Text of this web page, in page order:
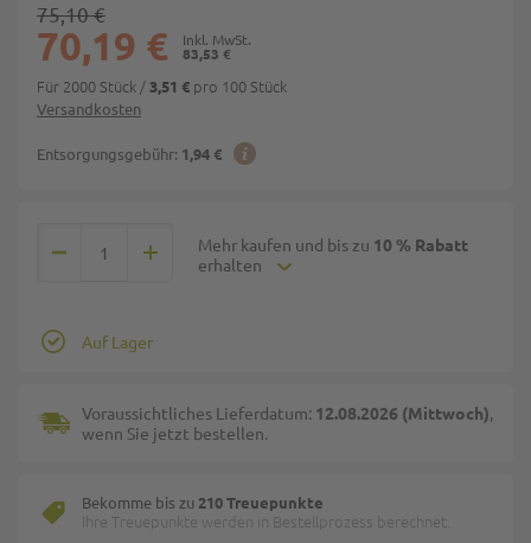
Versandkosten
Entsorgungsgebühr: 1,94 €
83,53 €
70,19 €
75,10 €
Für 2000 Stück /3,51 € pro 100 Stück
Mehr kaufen und bis zu 10 % Rabatt
erhalten
Auf Lager
Voraussichtliches Lieferdatum: 12.08.2026 (Mittwoch),
wenn Sie jetzt bestellen.
Bekomme bis zu 210 Treuepunkte
Ihre Treuepunkte werden in Bestellprozess berechnet.